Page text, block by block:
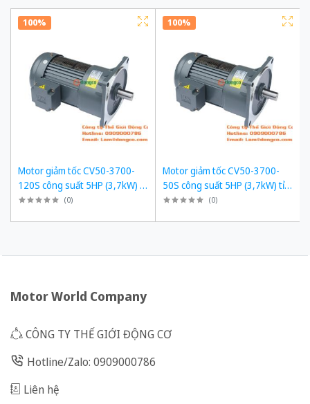
100%
Motor giảm tốc CV50-3700-
120S công suất 5HP (3,7kW) tỉ
số truyền 1/120
(0)
100%
Motor giảm tốc CV50-3700-
50S công suất 5HP (3,7kW) tỉ
số truyền 1/50
(0)
Motor World Company
CÔNG TY THẾ GIỚI ĐỘNG CƠ
Hotline/Zalo: 0909000786
Liên hệ